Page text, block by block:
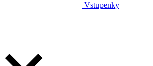
Vstupenky